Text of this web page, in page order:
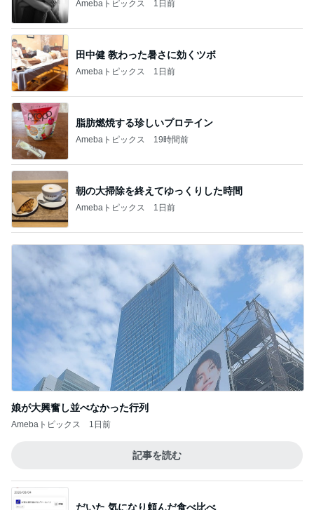
Amebaトピックス 1日前
田中健 教わった暑さに効くツボ
Amebaトピックス 1日前
脂肪燃焼する珍しいプロテイン
Amebaトピックス 19時間前
朝の大掃除を終えてゆっくりした時間
Amebaトピックス 1日前
娘が大興奮し並べなかった行列
Amebaトピックス 1日前
記事を読む
だいた 気になり頼んだ食べ比べ